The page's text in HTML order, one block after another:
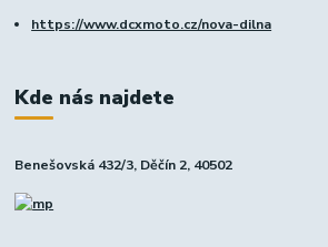
https://www.dcxmoto.cz/nova-dilna
Kde nás najdete
Benešovská 432/3, Děčín 2, 40502